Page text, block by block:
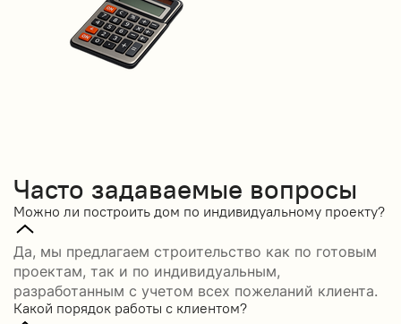
Часто задаваемые вопросы
Можно ли построить дом по индивидуальному проекту?
Да, мы предлагаем строительство как по готовым
проектам, так и по индивидуальным,
разработанным с учетом всех пожеланий клиента.
Какой порядок работы с клиентом?